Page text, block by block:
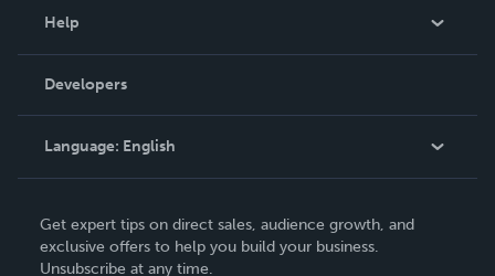
Podcast
Help
Order Lookup
Knowledge Base
Contact Support
Developers
Language: English
Deutsch
Get expert tips on direct sales, audience growth, and
exclusive offers to help you build your business.
Unsubscribe at any time.